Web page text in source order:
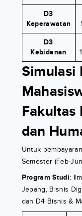
D3
Keperawatan
D3
Kebidanan
Simulasi
Fakultas
dan
Untuk
Semester (Feb-
Program Studi:
Jepang, Bisnis
dan D4 Bisnis &